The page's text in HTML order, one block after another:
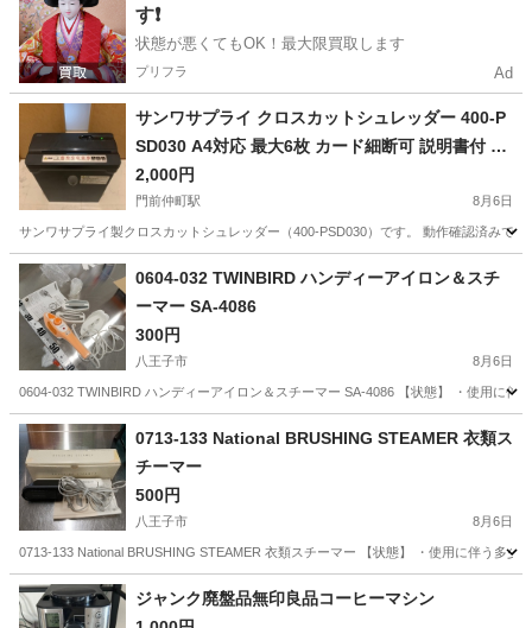
す❗️
状態が悪くてもOK！最大限買取します
プリフラ Ad
サンワサプライ クロスカットシュレッダー 400-P
SD030 A4対応 最大6枚 カード細断可 説明書付 動
作確認済
2,000円
門前仲町駅 8月6日
サンワサプライ製クロスカットシュレッダー（400-PSD030）です。 動作確認済みで
東京 江東区
0604-032 TWINBIRD ハンディーアイロン＆スチ
ーマー SA-4086
300円
八王子市 8月6日
0604-032 TWINBIRD ハンディーアイロン＆スチーマー SA-4086 【状態】 ・使用に
東京 八王子市 0713-133 National BRUSHING STEAMER 衣類ス
チーマー
500円
八王子市 8月6日
0713-133 National BRUSHING STEAMER 衣類スチーマー 【状態】 ・使用に伴う多
東京 八王子市 生活家電 スチーマー
ジャンク廃盤品無印良品コーヒーマシン